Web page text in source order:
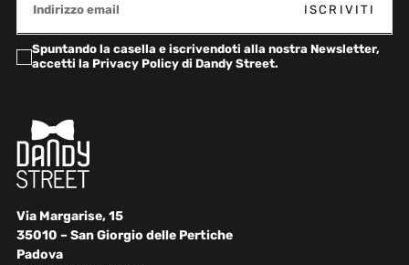
ISCRIVITI
Spuntando la casella e iscrivendoti alla nostra Newsletter,
accetti la Privacy Policy di Dandy Street.
Via Margarise, 15
35010 – San Giorgio delle Pertiche
Padova